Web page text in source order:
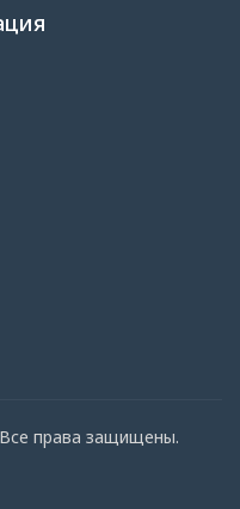
Все права защищены.